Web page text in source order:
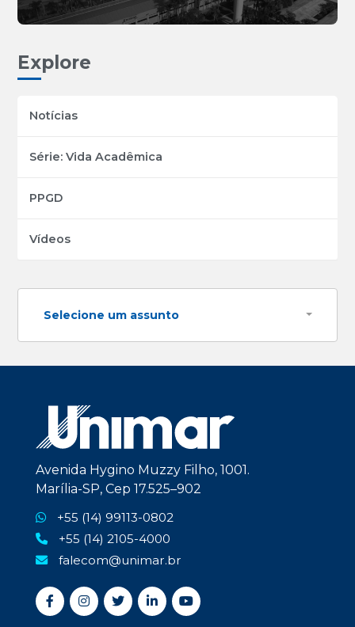
Explore
Notícias
Série: Vida Acadêmica
PPGD
Vídeos
Selecione um assunto
Avenida Hygino Muzzy Filho, 1001.
Marília-SP, Cep 17.525–902
+55 (14) 99113-0802
+55 (14) 2105-4000
falecom@unimar.br